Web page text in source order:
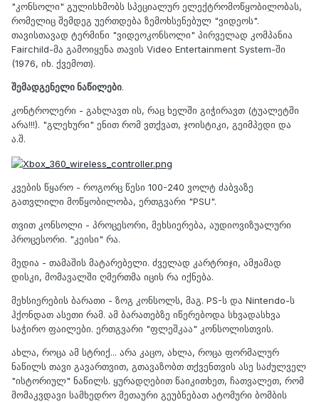
"კონსოლი" გულისხმობს სპეციალურ ელექტრომოწყობილობას,
რომელიც შემდეგ უერთდება ზემოხსენებულ "ვიდეოს".
თავისთავად ტერმინი "ვიდეოკონსოლი" პირველად კომპანია
Fairchild-მა გამოიყენა თავის Video Entertainment System-ში
(1976, იხ. ქვემოთ).
შემადგენელი ნაწილები.
კონტროლერი - გახლავთ ის, რაც ხელში გიჭირავთ (ტუალეტში
არა!!!). "გლეხური" ენით რომ ვთქვათ, ჯოისტიკი, გეიმპედი და
ა.შ.
კვების წყარო - როგორც წესი 100-240 ვოლტ ძაბვაზე
გათვლილი მოწყობილობა, ერთგვარი "PSU".
თვით კონსოლი - პროცესორი, მეხსიერება, აუდიოვიზუალური
პროცესორი. "კეისი" რა.
მედია - თამაშის მატარებელი. ძველად კარტრიჯი, ამჟამად
დისკი, მომავალში ღმერთმა იცის რა იქნება.
მეხსიერების ბარათი - ზოგ კონსოლს, მაგ. PS-ს და Nintendo-ს
ჰქონდათ ასეთი რამ. ამ ბარათებზე იწერებოდა სხვადასხვა
საჭირო ფაილები. ერთგვარი "ფლეშკაა" კონსოლისთვის.
ახლა, როცა ამ სტრიქ... არა კაცო, ახლა, როცა ფორმალურ
ნაწილს თავი გავართვით, გთავაზობთ თქვენთვის ასე საძულველ
"ისტორიულ" ნაწილს. ყურადღებით წაიკითხეთ, ჩათვალეთ, რომ
მომაკვდავი სამხედრო მეთაური გეუბნებათ ატომური ბომბის